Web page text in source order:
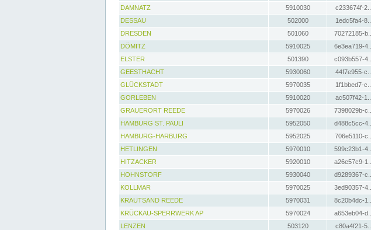
DAMNATZ
5910030 c233674f-2...
DESSAU
502000 1edc5fa4-8...
DRESDEN
501060 70272185-b...
DÖMITZ
5910025 6e3ea719-4...
ELSTER
501390 c093b557-4...
GEESTHACHT
5930060 44f7e955-c...
GLÜCKSTADT
5970035 1f1bbed7-c...
GORLEBEN
5910020 ac507f42-1...
GRAUERORT REEDE
5970026 7398029b-c...
HAMBURG ST. PAULI
5952050 d488c5cc-4...
HAMBURG-HARBURG
5952025 706e5110-c...
HETLINGEN
5970010 599c23b1-4...
HITZACKER
5920010 a26e57c9-1...
HOHNSTORF
5930040 d9289367-c...
KOLLMAR
5970025 3ed90357-4...
KRAUTSAND REEDE
5970031 8c20b4dc-1...
KRÜCKAU-SPERRWERK AP
5970024 a653eb04-d...
LENZEN
503120 c80a4f21-5...